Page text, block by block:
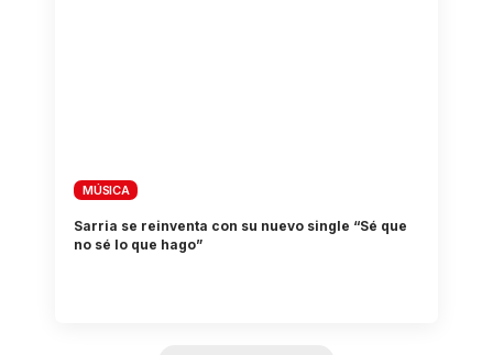
MÚSICA
Sarria se reinventa con su nuevo single “Sé que
no sé lo que hago”